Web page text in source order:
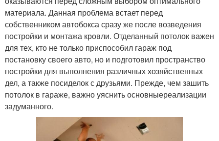
материала. Данная проблема встает перед
собственником автобокса сразу же после возведения
постройки и монтажа кровли. Отделанный потолок важен
для тех, кто не только приспособил гараж под
постановку своего авто, но и подготовил пространство
постройки для выполнения различных хозяйственных
дел, а также посиделок с друзьями. Прежде, чем зашить
потолок в гараже, важно уяснить основныереализации
задуманного.